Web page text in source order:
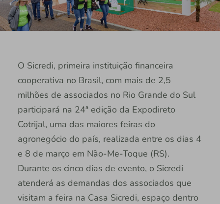
O Sicredi, primeira instituição financeira
cooperativa no Brasil, com mais de 2,5
milhões de associados no Rio Grande do Sul
participará na 24ª edição da Expodireto
Cotrijal, uma das maiores feiras do
agronegócio do país, realizada entre os dias 4
e 8 de março em Não-Me-Toque (RS).
Durante os cinco dias de evento, o Sicredi
atenderá as demandas dos associados que
visitam a feira na Casa Sicredi, espaço dentro